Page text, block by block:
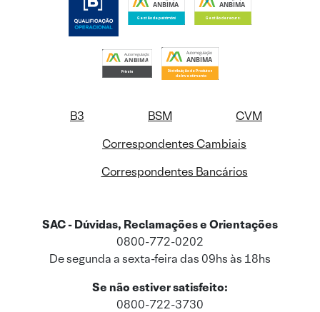
B3 BSM
CVM
Correspondentes Cambiais
Correspondentes Bancários
SAC - Dúvidas, Reclamações e Orientações
0800-772-0202
De segunda a sexta-feira das 09hs às 18hs
Se não estiver satisfeito:
0800-722-3730